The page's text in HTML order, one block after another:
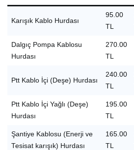
Karışık Kablo Hurdası
95.00
TL
Dalgıç Pompa Kablosu
Hurdası
270.00
TL
Ptt Kablo İçi (Deşe) Hurdası
240.00
TL
Ptt Kablo İçi Yağlı (Deşe)
Hurdası
195.00
TL
Şantiye Kablosu (Enerji ve
Tesisat karışık) Hurdası
165.00
TL